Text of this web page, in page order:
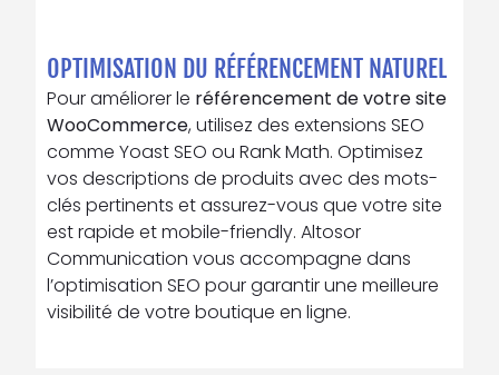
OPTIMISATION DU RÉFÉRENCEMENT NATUREL
Pour améliorer le référencement de votre site
WooCommerce, utilisez des extensions SEO
comme Yoast SEO ou Rank Math. Optimisez
vos descriptions de produits avec des mots-
clés pertinents et assurez-vous que votre site
est rapide et mobile-friendly. Altosor
Communication vous accompagne dans
l’optimisation SEO pour garantir une meilleure
visibilité de votre boutique en ligne.